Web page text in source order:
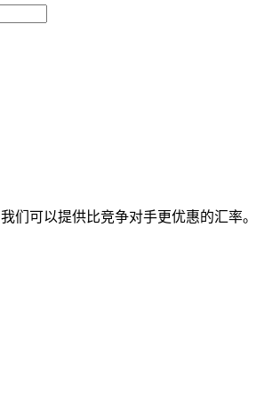
我们可以提供比竞争对手更优惠的汇率。